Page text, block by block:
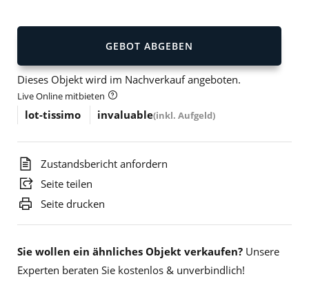
GEBOT ABGEBEN
Dieses Objekt wird im Nachverkauf angeboten.
Live Online mitbieten
lot-tissimo invaluable(inkl. Aufgeld)
Zustandsbericht anfordern
Seite teilen
Seite drucken
Sie wollen ein ähnliches Objekt verkaufen? Unsere
Experten beraten Sie kostenlos & unverbindlich!